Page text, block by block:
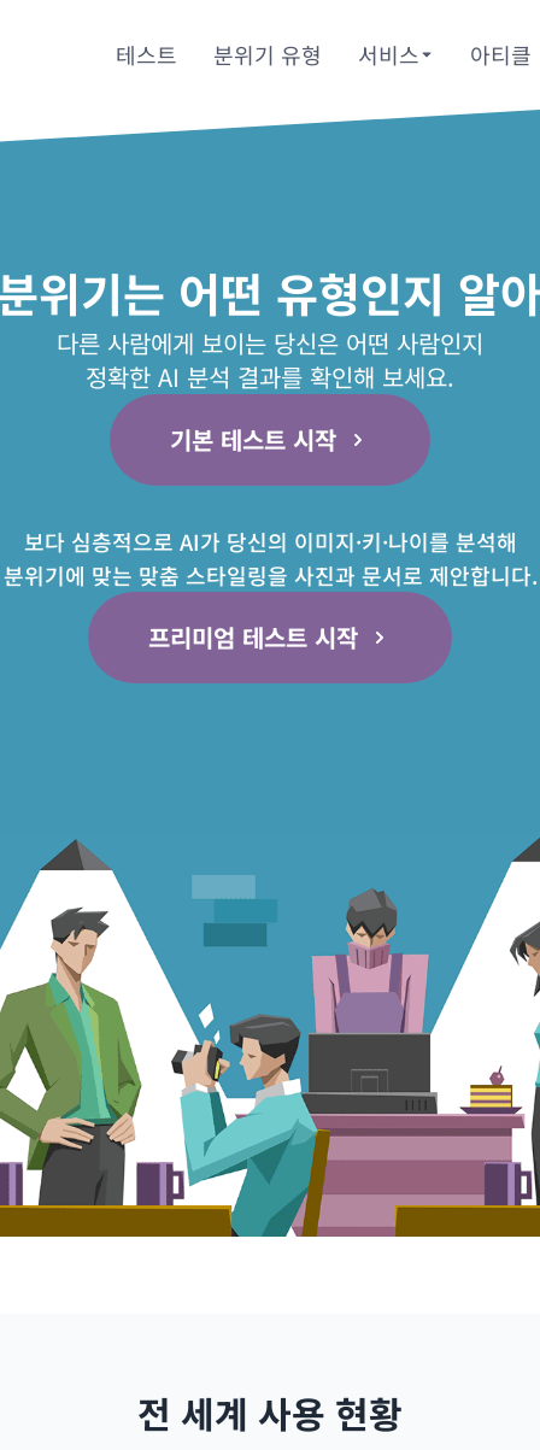
테스트 분위기 유형 서비스 아티클
위기는 어떤 유형인지 알
다른 사람에게 보이는 당신은 어떤 사람인지
정확한 AI 분석 결과를 확인해 보세요.
기본 테스트 시작
보다 심층적으로 AI가 당신의 이미지·키·나이를 분석해
분위기에 맞는 맞춤 스타일링을 사진과 문서로 제안합니다.
프리미엄 테스트 시작
전 세계 사용 현황